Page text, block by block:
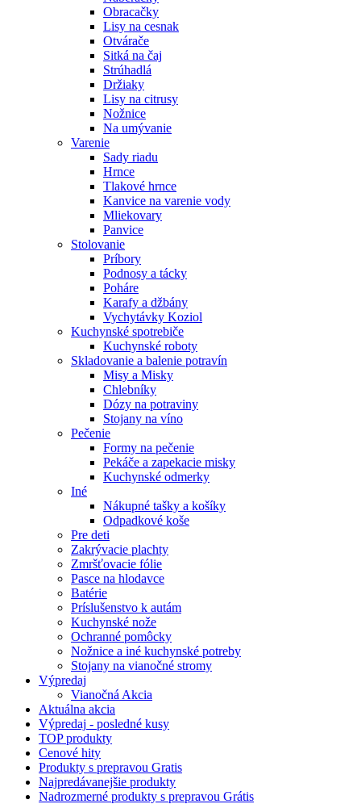
Obracačky
Lisy na cesnak
Otvárače
Sitká na čaj
Strúhadlá
Držiaky
Lisy na citrusy
Nožnice
Na umývanie
Varenie
Sady riadu
Hrnce
Tlakové hrnce
Kanvice na varenie vody
Mliekovary
Panvice
Stolovanie
Príbory
Podnosy a tácky
Poháre
Karafy a džbány
Vychytávky Koziol
Kuchynské spotrebiče
Kuchynské roboty
Skladovanie a balenie potravín
Misy a Misky
Chlebníky
Dózy na potraviny
Stojany na víno
Pečenie
Formy na pečenie
Pekáče a zapekacie misky
Kuchynské odmerky
Iné
Nákupné tašky a košíky
Odpadkové koše
Pre deti
Zakrývacie plachty
Zmršťovacie fólie
Pasce na hlodavce
Batérie
Príslušenstvo k autám
Kuchynské nože
Ochranné pomôcky
Nožnice a iné kuchynské potreby
Stojany na vianočné stromy
Výpredaj
Vianočná Akcia
Aktuálna akcia
Výpredaj - posledné kusy
TOPprodukty
Cenové hity
Produkty s prepravou Gratis
Najpredávanejšie produkty
Nadrozmerné produkty s prepravou Grátis